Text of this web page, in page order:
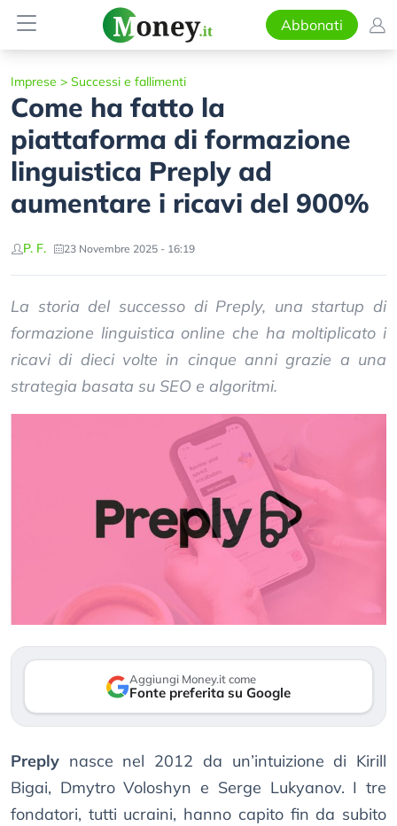
Abbonati
Imprese > Successi e fallimenti
Come ha fatto la
piattaforma di formazione
linguistica Preply ad
aumentare i ricavi del 900%
P. F. 23 Novembre 2025 - 16:19
La storia del successo di Preply, una startup di
formazione linguistica online che ha moltiplicato i
ricavi di dieci volte in cinque anni grazie a una
strategia basata su SEO e algoritmi.
Aggiungi Money.it come
Fonte preferita su Google
Preply nasce nel 2012 da un’intuizione di Kirill
Bigai, Dmytro Voloshyn e Serge Lukyanov. I tre
fondatori, tutti ucraini, hanno capito fin da subito